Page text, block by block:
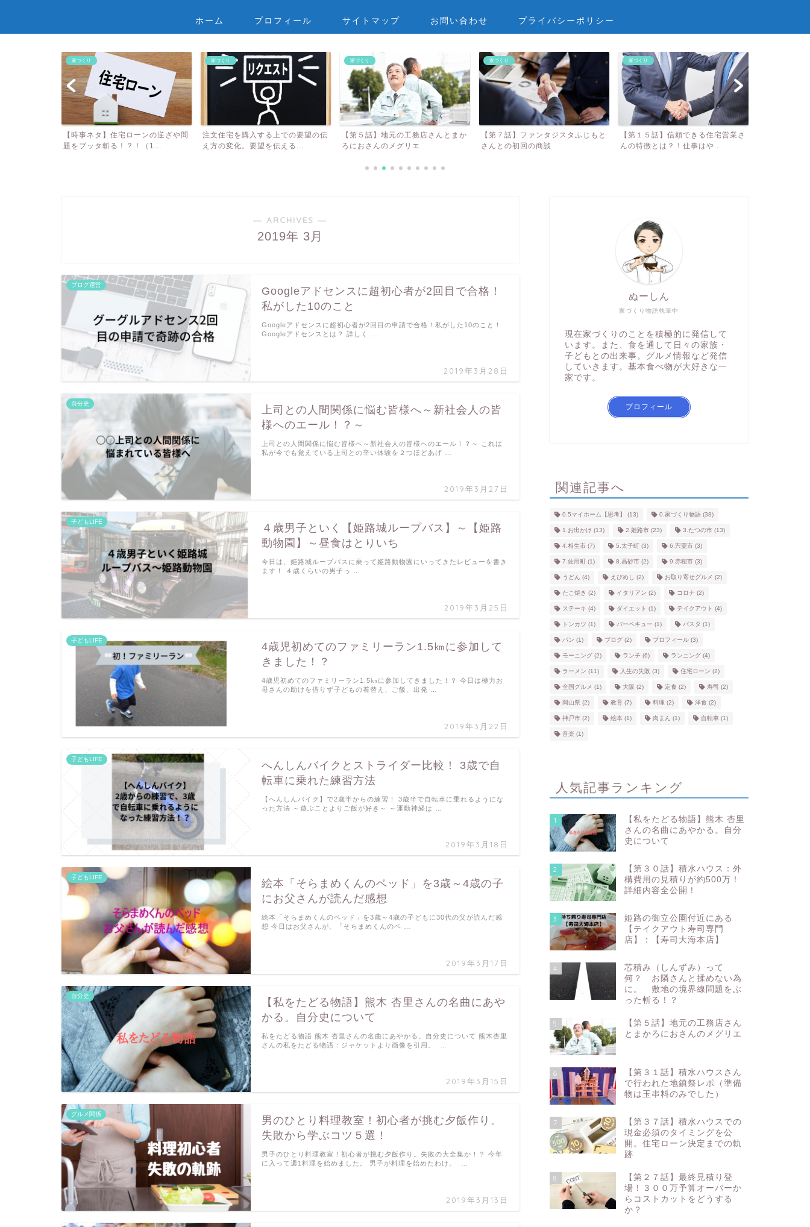
ホーム プロフィール サイトマップ お問い合わせ プライバシーポリシー
家づくり
注文住宅を購入する上での要望の伝
え方の変化。要望を伝える...
家づくり
【第５話】地元の工務店さんとまか
ろにおさんのメグリエ
家づくり
【第７話】ファンタジスタふじもと
さんとの初回の商談
家づくり
【第１５話】信頼できる住宅営業さ
んの特徴とは？！仕事はや...
家づくり
【家を買う検討】賃貸のメリット5
選：デメリット2選から考...
― ARCHIVES ―
2019年 3月
ブログ運営
Googleアドセンスに超初心者が2回目で合格！
私がした10のこと
2019年3月28日
Googleアドセンスに超初心者が2回目の申請で合格！私がした10のこと！
Googleアドセンスとは？ 詳しく …
自分史
上司との人間関係に悩む皆様へ～新社会人の皆
様へのエール！？～
2019年3月27日
上司との人間関係に悩む皆様へ～新社会人の皆様へのエール！？～ これは
私が今でも覚えている上司との辛い体験を２つほどあげ …
子どもLIFE
４歳男子といく【姫路城ループバス】～【姫路
動物園】～昼食はとりいち
2019年3月25日
今日は、姫路城ループバスに乗って姫路動物園にいってきたレビューを書き
ます！ ４歳くらいの男子っ …
子どもLIFE
4歳児初めてのファミリーラン1.5㎞に参加して
きました！？
2019年3月22日
4歳児初めてのファミリーラン1.5㎞に参加してきました！？ 今日は極力お
母さんの助けを借りず子どもの着替え、ご飯、出発 …
子どもLIFE
へんしんバイクとストライダー比較！ 3歳で自
転車に乗れた練習方法
2019年3月18日
【へんしんバイク】で2歳半からの練習！ 3歳半で自転車に乗れるようにな
った方法 ～遊ぶことよりご飯が好き～ ～運動神経は …
子どもLIFE
絵本「そらまめくんのベッド」を3歳～4歳の子
にお父さんが読んだ感想
2019年3月17日
絵本「そらまめくんのベッド」を3歳～4歳の子どもに30代の父が読んだ感
想 今日はお父さんが、「そらまめくんのベ …
自分史
【私をたどる物語】熊木 杏里さんの名曲にあや
かる。自分史について
2019年3月15日
私をたどる物語 熊木 杏里さんの名曲にあやかる。自分史について 熊木杏里
さんの私をたどる物語：ジャケットより画像を引用。 …
グルメ関係
男のひとり料理教室！初心者が挑む夕飯作り。
失敗から学ぶコツ５選！
2019年3月13日
男子のひとり料理教室！初心者が挑む夕飯作り。失敗の大全集か！？ 今年
に入って週1料理を始めました。 男子が料理を始めたわけ。 …
家づくり物語執筆中
ぬーしん
現在家づくりのことを積極的に発信して
います。また、食を通して日々の家族・
子どもとの出来事。グルメ情報など発信
していきます。基本食べ物が大好きな一
家です。
プロフィール
関連記事へ
0.5マイホーム【思考】 (13) 0.家づくり物語(38)
1.お出かけ (13) 2.姫路市(23) 3.たつの市(13)
4.相生市(7) 5.太子町(3) 6.宍粟市(3)
7.佐用町(1) 8.高砂市(2) 9.赤穂市(3)
うどん (4) えびめし (2) お取り寄せグルメ (2)
たこ焼き (2) イタリアン (2) コロナ (2)
ステーキ (4) ダイエット (1) テイクアウト (4)
トンカツ (1) バーベキュー (1) パスタ (1)
パン (1) ブログ(2) プロフィール(3)
モーニング(2) ランチ (6) ランニング(4)
ラーメン (11) 人生の失敗(3) 住宅ローン (2)
全国グルメ (1) 大阪 (2) 定食(2) 寿司 (2)
岡山県(2) 教育(7) 料理 (2) 洋食(2)
神戸市(2) 絵本(1) 肉まん (1) 自転車 (1)
音楽 (1)
人気記事ランキング
1
【私をたどる物語】熊木 杏里
さんの名曲にあやかる。自分
史について
2
【第３０話】積水ハウス：外
構費用の見積りが約500万！
詳細内容全公開！
3
姫路の御立公園付近にある
【テイクアウト寿司専門
店】：【寿司大海本店】
4
芯積み（しんずみ）って
何？ お隣さんと揉めない為
に。 敷地の境界線問題をぶ
った斬る！？
5
【第５話】地元の工務店さん
とまかろにおさんのメグリエ
6
【第３１話】積水ハウスさん
で行われた地鎮祭レポ（準備
物は玉串料のみでした）
7
【第３７話】積水ハウスでの
現金必須のタイミングを公
開。住宅ローン決定までの軌
跡
8
【第２７話】最終見積り登
場！３００万予算オーバーか
らコストカットをどうする
か？